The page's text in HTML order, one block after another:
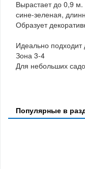
Вырастает до 0,9 м.
сине-зеленая,
Образует
Идеально
Зона 3-4
Для небольших
Популярные в